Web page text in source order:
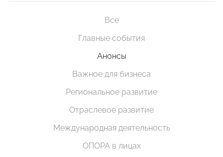
Все
Главные события
Анонсы
Важное для бизнеса
Региональное развитие
Отраслевое развитие
Международная деятельность
ОПОРА в лицах